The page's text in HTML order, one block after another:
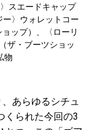
スエードキャップ
〉ウォレットコー
ップ）、〈ローリ
ザ・ブーツショッ
物
、あらゆるシチュ
くられた今回の3